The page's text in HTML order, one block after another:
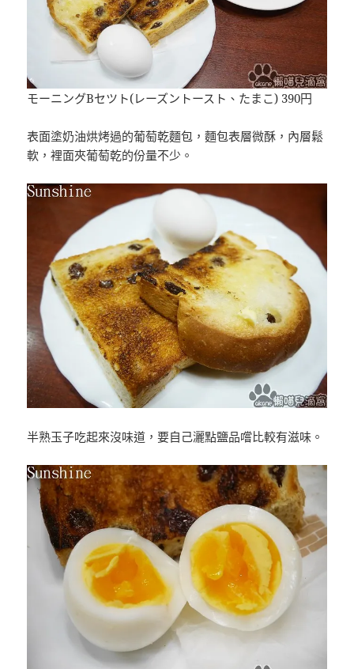
モーニングBセツト(レーズントースト、たまこ) 390円
表面塗奶油烘烤過的葡萄乾麵包，麵包表層微酥，內層鬆
軟，裡面夾葡萄乾的份量不少。
半熟玉子吃起來沒味道，要自己灑點鹽品嚐比較有滋味。